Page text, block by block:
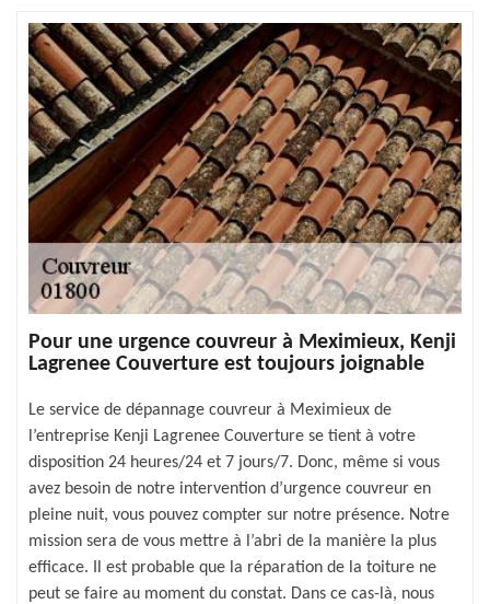
Pour une urgence couvreur à Meximieux, Kenji
Lagrenee Couverture est toujours joignable
Le service de dépannage couvreur à Meximieux de
l’entreprise Kenji Lagrenee Couverture se tient à votre
disposition 24 heures/24 et 7 jours/7. Donc, même si vous
avez besoin de notre intervention d’urgence couvreur en
pleine nuit, vous pouvez compter sur notre présence. Notre
mission sera de vous mettre à l’abri de la manière la plus
efficace. Il est probable que la réparation de la toiture ne
peut se faire au moment du constat. Dans ce cas-là, nous